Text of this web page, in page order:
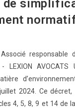
de
responsable
LEXION
2024. Ce
4, 5, 8, 9 et 14 de